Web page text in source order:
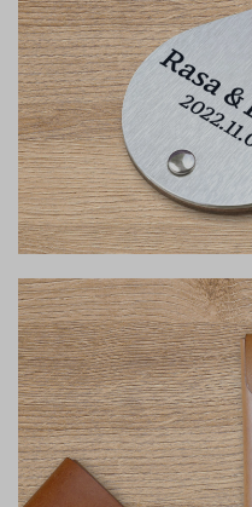
Raktų pakabukai
Susikurk